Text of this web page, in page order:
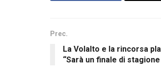
Prec.
La Volalto e la rincorsa
“Sarà un finale di